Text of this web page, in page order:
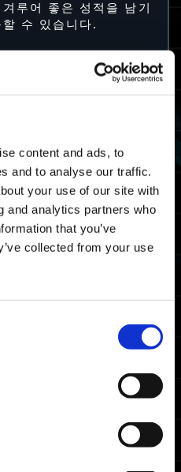
content and ads, to
and to analyse our traffic.
your use of our site with
and analytics partners who
that you’ve
collected from your use
루어 좋은 성적을 남기
수 있습니다.
～ 21/11 2023 02:59
11/20 2023 18:59
어
획득 랭크 어워드
건틀릿 마스터